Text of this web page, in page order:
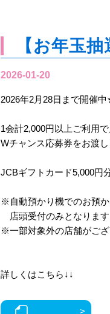
【お年玉抽
2026-01-20
2026年2月28日まで開催
1会計2,000円以上ご利用
Wチャンス応募券をお渡し
JCBギフトカード5,000円
※自動預かり機でのお預
店頭受付のみとなります
※一部対象外の店舗がござ
詳しくはこちら↓↓